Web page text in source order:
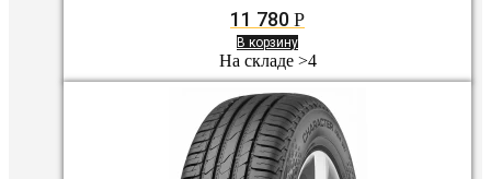
11 780 Р
В корзину
На складе >4